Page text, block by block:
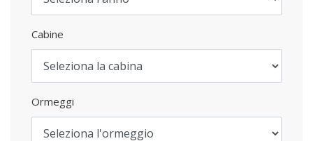
Cabine
Ormeggi